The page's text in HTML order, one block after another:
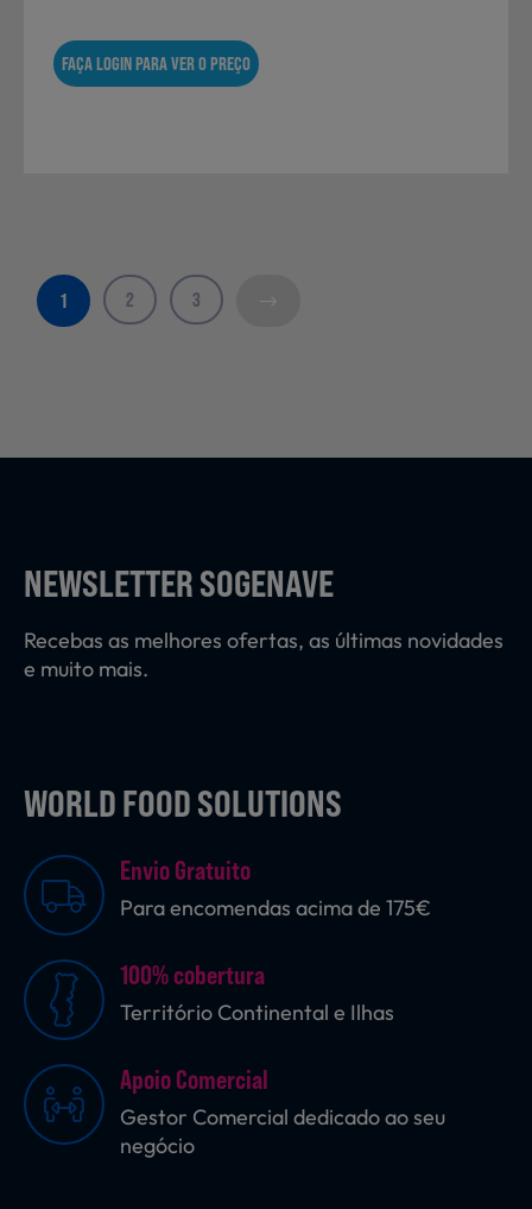
FAÇA LOGIN PARA VER O PREÇO
1 2 3
NEWSLETTER SOGENAVE
Recebas as melhores ofertas, as últimas novidades
e muito mais.
WORLD FOOD SOLUTIONS
Envio Gratuito
Para encomendas acima de 175€
100% cobertura
Território Continental e Ilhas
Apoio Comercial
Gestor Comercial dedicado ao seu
negócio